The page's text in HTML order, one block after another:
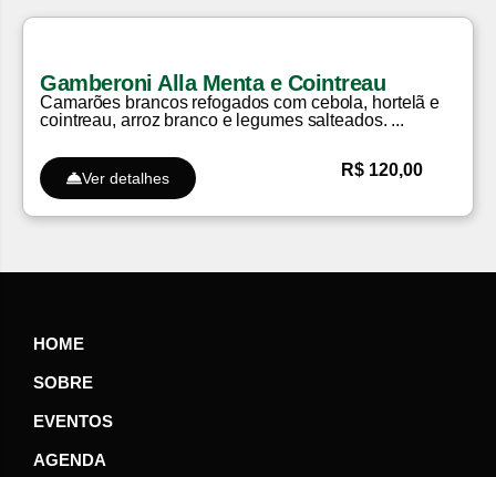
Gamberoni Alla Menta e Cointreau
Camarões brancos refogados com cebola, hortelã e
cointreau, arroz branco e legumes salteados. ...
Ver detalhes R$ 120,00
HOME
SOBRE
EVENTOS
AGENDA